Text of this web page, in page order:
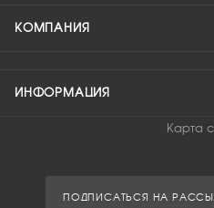
КОМПАНИЯ
ИНФОРМАЦИЯ
Карта
ПОДПИСАТЬСЯ НА